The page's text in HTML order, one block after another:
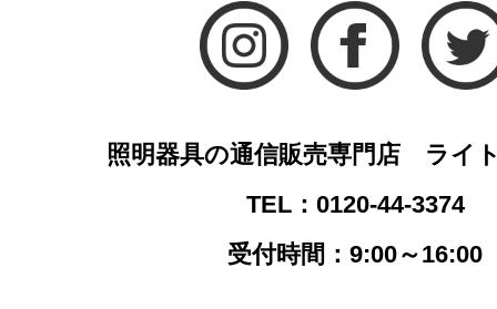
照明器具の通信販売専門店 ライ
TEL：0120-44-3374
受付時間：9:00～16:00